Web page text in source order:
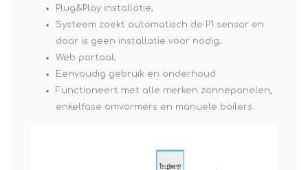
Plug&Play installatie;
Systeem zoekt automatisch de P1 sensor en
daar is geen installatie voor nodig;
Web portaal;
Eenvoudig gebruik en onderhoud
Functioneert met alle merken zonnepanelen,
enkelfase omvormers en manuele boilers.